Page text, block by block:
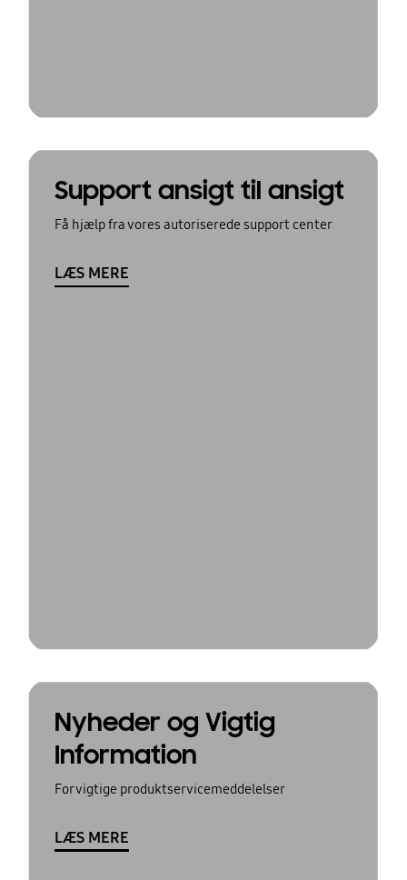
Support ansigt til ansigt
Få hjælp fra vores autoriserede support center
LÆS MERE
Nyheder og Vigtig
Information
For vigtige produktservicemeddelelser
LÆS MERE